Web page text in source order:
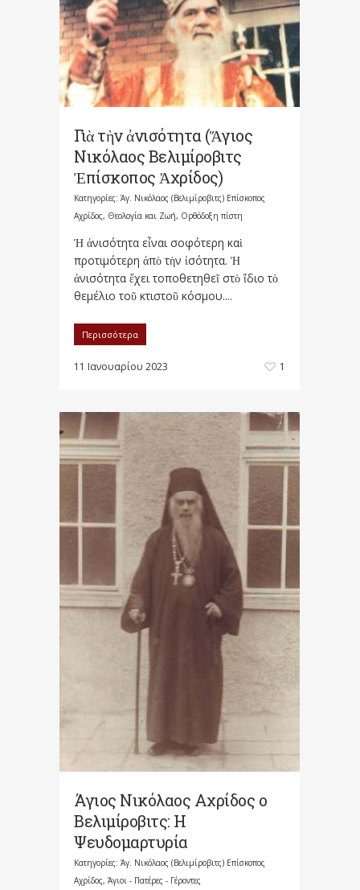
Γιὰ τὴν ἀνισότητα (Ἅγιος
Νικόλαος Βελιμίροβιτς
Ἐπίσκοπος Ἀχρίδος)
Κατηγορίες: Άγ. Νικόλαος (Βελιμίροβιτς) Επίσκοπος
Αχρίδος, Θεολογία και Ζωή, Ορθόδοξη πίστη
Ἡ ἀνισότητα εἶναι σοφότερη καὶ
προτιμότερη ἀπὸ τὴν ἰσότητα. Ἡ
ἀνισότητα ἔχει τοποθετηθεῖ στὸ ἴδιο τὸ
θεμέλιο τοῦ κτιστοῦ κόσμου....
Περισσότερα
11 Ιανουαρίου 2023 1
Άγιος Νικόλαος Αχρίδος ο
Βελιμίροβιτς: Η
Ψευδομαρτυρία
Κατηγορίες: Άγ. Νικόλαος (Βελιμίροβιτς) Επίσκοπος
Αχρίδος, Άγιοι - Πατέρες - Γέροντες